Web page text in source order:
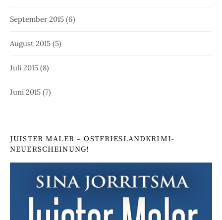
September 2015 (6)
August 2015 (5)
Juli 2015 (8)
Juni 2015 (7)
JUISTER MALER – OSTFRIESLANDKRIMI-
NEUERSCHEINUNG!